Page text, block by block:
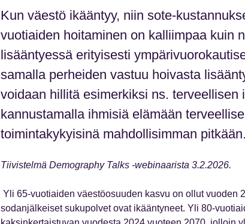
Kun väestö ikääntyy, niin sote-
vuotiaiden hoitaminen on kalliimpaa kuin
lisääntyessä erityisesti
samalla perheiden vastuu hoivasta
voidaan hillitä esimerkiksi ns. terveellisen
kannustamalla ihmisiä elämään
toimintakykyisinä mahdollisimman pitkään.
Tiivistelmä Demography Talks -webinaarista 3.2.2026.
Yli 65-vuotiaiden väestöosuuden kasvu on ollut vuoden
sodanjälkeiset sukupolvet ovat ikääntyneet. Yli 80-